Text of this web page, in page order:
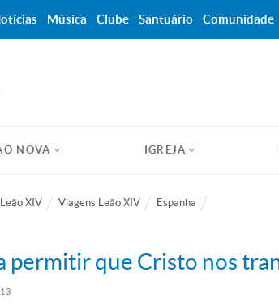
NOVA IGREJA
Leão XIV Viagens Leão XIV Espanha
permitir que Cristo nos
Música Clube Santuário Comunidade